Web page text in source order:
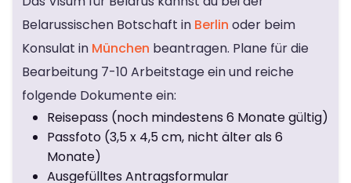
Belarussischen Botschaft in Berlin oder beim
Konsulat in München beantragen. Plane für die
Bearbeitung 7-10 Arbeitstage ein und reiche
folgende Dokumente ein:
Reisepass (noch mindestens 6 Monate gültig)
Passfoto (3,5 x 4,5 cm, nicht älter als 6
Monate)
Ausgefülltes Antragsformular